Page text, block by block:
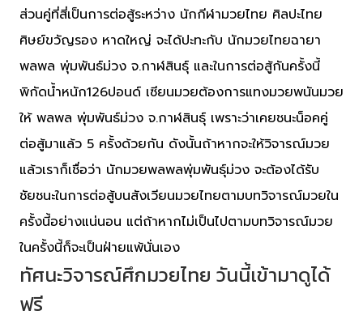
ส่วนคู่ที่สี่เป็นการต่อสู้ระหว่าง นักกีฬามวยไทย ศิลปะไทย
ศิษย์ขวัญรอง หาดใหญ่ จะได้ปะทะกับ นักมวยไทยฉายา
พลพล พุ่มพันธ์ม่วง จ.กาฬสินธุ์ และในการต่อสู้กันครั้งนี้
พิกัดน้ำหนัก126ปอนด์ เซียนมวยต้องการแทงมวยพนันมวย
ให้ พลพล พุ่มพันธ์ม่วง จ.กาฬสินธุ์ เพราะว่าเคยชนะน็อคคู่
ต่อสู้มาแล้ว 5 ครั้งด้วยกัน ดังนั้นถ้าหากจะให้วิจารณ์มวย
แล้วเราก็เชื่อว่า นักมวยพลพลพุ่มพันธุ์ม่วง จะต้องได้รับ
ชัยชนะในการต่อสู้บนสังเวียนมวยไทยตามบทวิจารณ์มวยใน
ครั้งนี้อย่างแน่นอน แต่ถ้าหากไม่เป็นไปตามบทวิจารณ์มวย
ในครั้งนี้ก็จะเป็นฝ่ายแพ้นั่นเอง
ทัศนะวิจารณ์ศึกมวยไทย วันนี้เข้ามาดูได้
ฟรี